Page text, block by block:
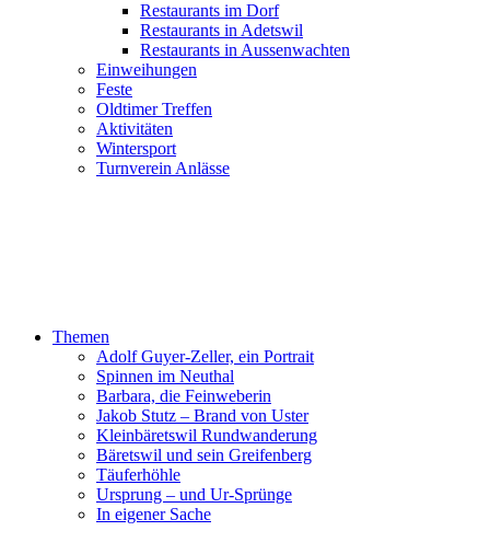
Restaurants im Dorf
Restaurants in Adetswil
Restaurants in Aussenwachten
Einweihungen
Feste
Oldtimer Treffen
Aktivitäten
Wintersport
Turnverein Anlässe
Themen
Adolf Guyer-Zeller, ein Portrait
Spinnen im Neuthal
Barbara, die Feinweberin
Jakob Stutz – Brand von Uster
Kleinbäretswil Rundwanderung
Bäretswil und sein Greifenberg
Täuferhöhle
Ursprung – und Ur-Sprünge
In eigener Sache